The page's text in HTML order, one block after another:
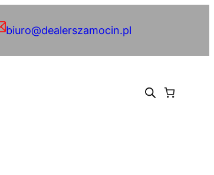
biuro@dealerszamocin.pl